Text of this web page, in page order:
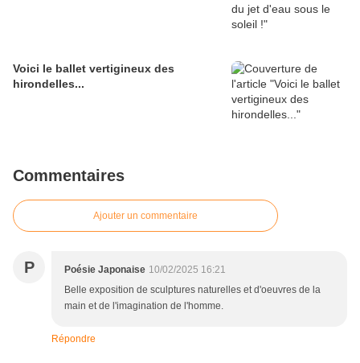
Voici le ballet vertigineux des
hirondelles...
Commentaires
Ajouter un commentaire
P Poésie Japonaise 10/02/2025 16:21
Belle exposition de sculptures naturelles et d'oeuvres de la
main et de l'imagination de l'homme.
Répondre